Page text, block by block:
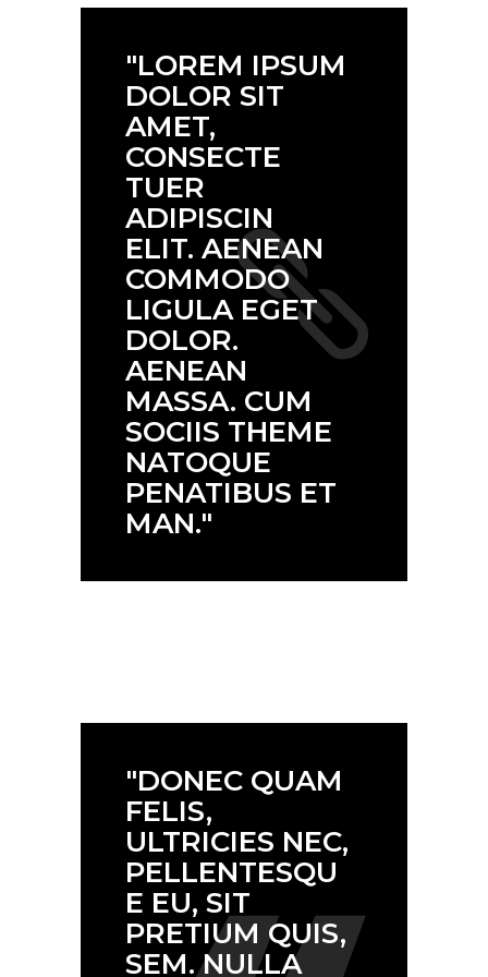
aosow
14 November 2018
1 Comment
"LOREM IPSUM
DOLOR SIT
AMET,
CONSECTE
TUER
ADIPISCIN
ELIT. AENEAN
COMMODO
LIGULA EGET
DOLOR.
AENEAN
MASSA. CUM
SOCIIS THEME
NATOQUE
PENATIBUS ET
MAN."
"DONEC QUAM
FELIS,
ULTRICIES NEC,
PELLENTESQU
E EU, SIT
PRETIUM QUIS,
SEM. NULLA